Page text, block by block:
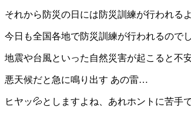
それから防災の日には防災訓練が行われる
今日も全国各地で防災訓練が行われるので
地震や台風といった自然災害が起こると不
悪天候だと急に鳴り出す あの雷…
ヒヤッ💦としますよね、あれホントに苦手